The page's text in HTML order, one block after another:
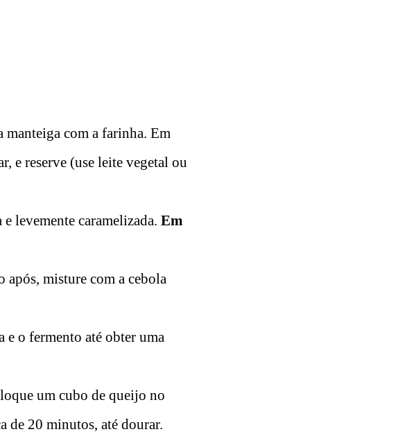
manteiga com a farinha. Em
e reserve (use leite vegetal ou
levemente caramelizada. Em
após, misture com a cebola
e o fermento até obter uma
um cubo de queijo no
de 20 minutos, até dourar.